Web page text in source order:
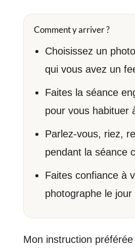
Comment y arriver ?
Choisissez un
qui vous avez un
Faites la séance
pour vous habituer
Parlez-vous, riez,
pendant la séance
Faites confiance à
photographe le jour
Mon instruction